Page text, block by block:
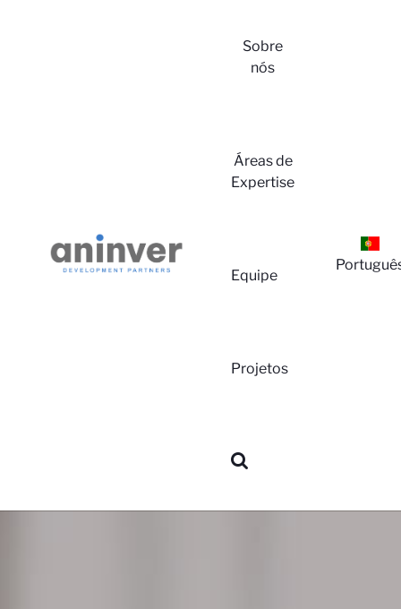
Sobre
nós
Áreas de
Expertise
Equipe
Projetos
Login
Sobre
nós